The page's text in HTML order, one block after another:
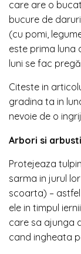
care are o
bucure de
(cu pomi,
este prima luna
luni se fac
Citeste in
gradina ta in
nevoie de o
Arbori si
Protejeaza
sarma in jurul
scoarta) –
ele in timpul
care sa ajunga
cand ingheata